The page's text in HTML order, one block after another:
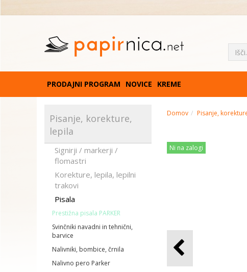
PRODAJNI PROGRAM NOVICE KREME
Pisanje, korekture,
lepila
Signirji / markerji /
flomastri
Korekture, lepila, lepilni
trakovi
Pisala
Prestižna pisala PARKER
Svinčniki navadni in tehnični,
barvice
Nalivniki, bombice, črnila
Nalivno pero Parker
Domov Pisanje,
Ni na zalogi